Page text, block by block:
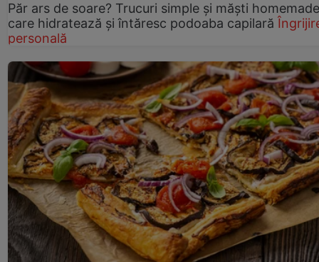
Păr ars de soare? Trucuri simple și măști homemade
care hidratează și întăresc podoaba capilară
personală